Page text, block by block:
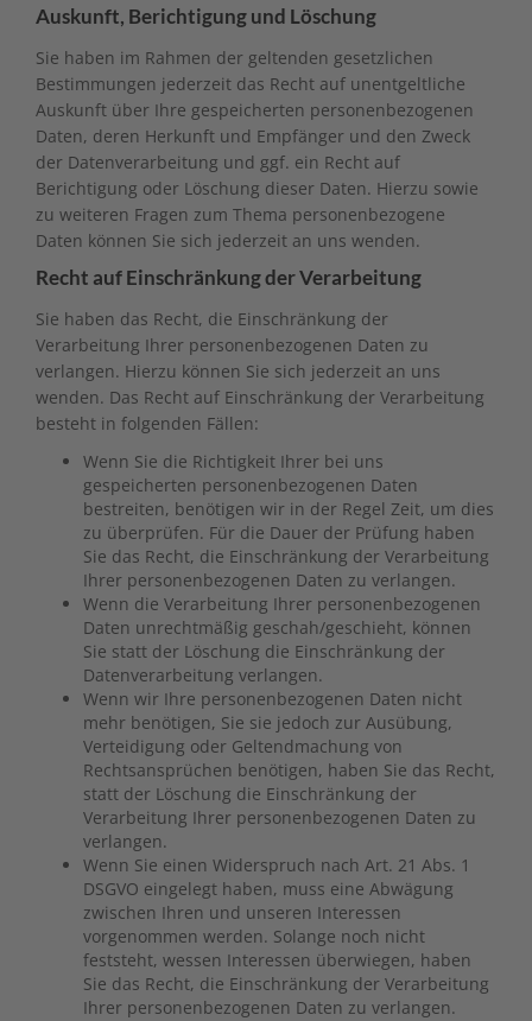
Auskunft, Berichtigung und Löschung
Sie haben im Rahmen der geltenden gesetzlichen
Bestimmungen jederzeit das Recht auf unentgeltliche
Auskunft über Ihre gespeicherten personenbezogenen
Daten, deren Herkunft und Empfänger und den Zweck
der Datenverarbeitung und ggf. ein Recht auf
Berichtigung oder Löschung dieser Daten. Hierzu sowie
zu weiteren Fragen zum Thema personenbezogene
Daten können Sie sich jederzeit an uns wenden.
Recht auf Einschränkung der Verarbeitung
Sie haben das Recht, die Einschränkung der
Verarbeitung Ihrer personenbezogenen Daten zu
verlangen. Hierzu können Sie sich jederzeit an uns
wenden. Das Recht auf Einschränkung der Verarbeitung
besteht in folgenden Fällen:
Wenn Sie die Richtigkeit Ihrer bei uns
gespeicherten personenbezogenen Daten
bestreiten, benötigen wir in der Regel Zeit, um dies
zu überprüfen. Für die Dauer der Prüfung haben
Sie das Recht, die Einschränkung der Verarbeitung
Ihrer personenbezogenen Daten zu verlangen.
Wenn die Verarbeitung Ihrer personenbezogenen
Daten unrechtmäßig geschah/geschieht, können
Sie statt der Löschung die Einschränkung der
Datenverarbeitung verlangen.
Wenn wir Ihre personenbezogenen Daten nicht
mehr benötigen, Sie sie jedoch zur Ausübung,
Verteidigung oder Geltendmachung von
Rechtsansprüchen benötigen, haben Sie das Recht,
statt der Löschung die Einschränkung der
Verarbeitung Ihrer personenbezogenen Daten zu
verlangen.
Wenn Sie einen Widerspruch nach Art. 21 Abs. 1
DSGVO eingelegt haben, muss eine Abwägung
zwischen Ihren und unseren Interessen
vorgenommen werden. Solange noch nicht
feststeht, wessen Interessen überwiegen, haben
Sie das Recht, die Einschränkung der Verarbeitung
Ihrer personenbezogenen Daten zu verlangen.